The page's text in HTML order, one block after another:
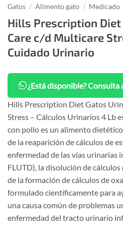
Gatos / Alimento gato / Medicado
Hills Prescription
Care c/d Multicare
Cuidado Urinario
¿Está disponible? Consulta
Hills Prescription Diet Gatos
Stress – Cálculos Urinarios 4 Lb
con pollo es un alimento
de la reaparición de cálculos de
enfermedad de las vías urinarias
FLUTD), la disolución de
de la formación de cálculos de
formulado científicamente para
una causa común de problemas
enfermedad del tracto urinario